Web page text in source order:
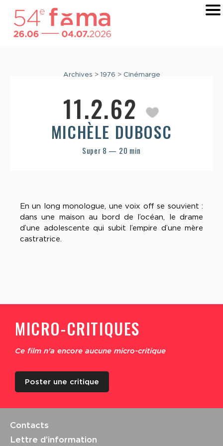
Archives > 1976 > Cinémarge
11.2.62
MICHÈLE DUBOSC
Super 8 — 20 min
En un long monologue, une voix off se souvient :
dans une maison au bord de l’océan, le drame
d’une adolescente qui subit l’empire d’une mère
castratrice.
MICRO-CRITIQUES
Ce film n'a encore aucune micro-critique
Poster une critique
Contacts
Lettre d’information